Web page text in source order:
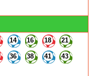
14 16 18 21
36 38 41 43